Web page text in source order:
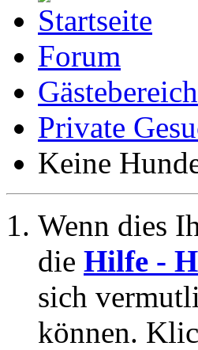
Forum
Gästebereich
Private
Keine
Wenn dies
die Hilfe -
sich
können.